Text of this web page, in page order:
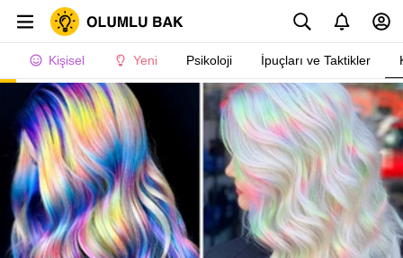
Kişisel Yeni Psikoloji İpuçları ve Taktikler